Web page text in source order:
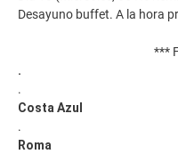
Desayuno buffet. A la hora
*** Fin de
.
.
Costa Azul
.
Roma